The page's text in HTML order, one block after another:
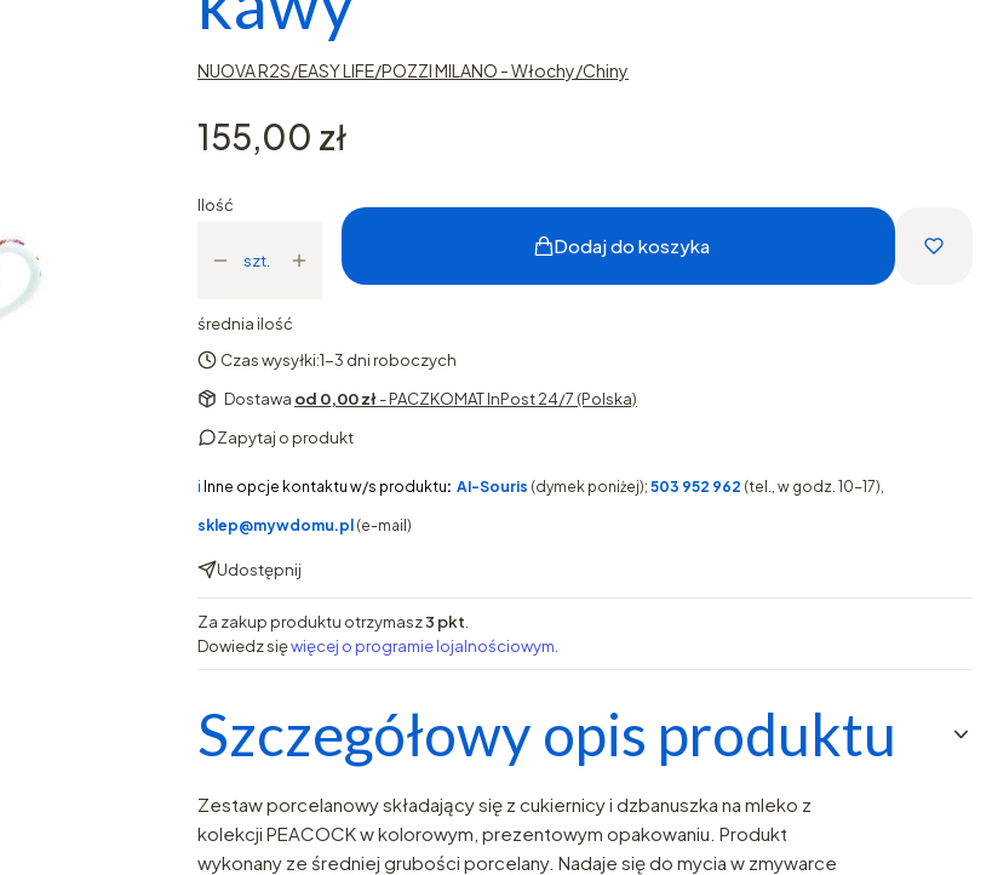
NUOVA R2S/EASY LIFE/POZZI MILANO - Włochy/Chiny
Cena
155,00 zł
Ilość
szt.
Dodaj do koszyka
średnia ilość
Czas wysyłki:1-3 dni roboczych
Dostawa od 0,00 zł- PACZKOMAT InPost 24/7 (Polska)
Zapytaj o produkt
ℹ️ Inne opcje kontaktu w/s produktu: AI-Souris (dymek poniżej); 503 952 962 (tel., w godz. 10-17),
sklep@mywdomu.pl (e-mail)
Udostępnij
Za zakup produktu otrzymasz3 pkt
Dowiedz sięwięcej o programie lojalnościowym.
Szczegółowy opis produktu
Zestaw porcelanowy składający się z cukiernicy i dzbanuszka na mleko z
kolekcji PEACOCK w kolorowym, prezentowym opakowaniu. Produkt
wykonany ze średniej grubości porcelany. Nadaje się do mycia w zmywarce